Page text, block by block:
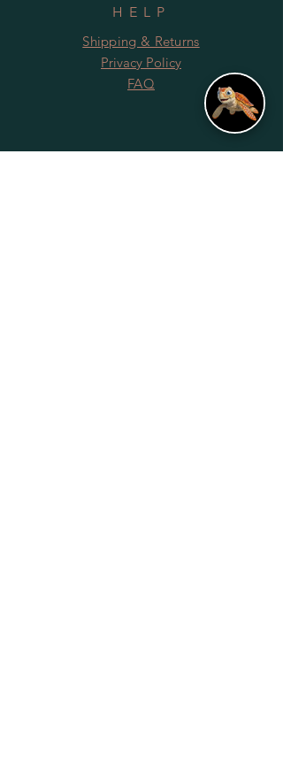
HELP
Shipping & Returns
Privacy Policy
FAQ